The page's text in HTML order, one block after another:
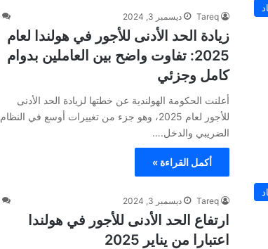
Tareq ديسمبر 3, 2024
زيادة الحد الأدنى للأجور في هولندا لعام
2025: تفاوت واضح بين العاملين بدوام
كامل وجزئي
أعلنت الحكومة الهولندية عن خطتها لزيادة الحد الأدنى
للأجور لعام 2025، وهو جزء من تغييرات أوسع في النظام
الضريبي والدخل.…
أكمل القراءة »
Tareq ديسمبر 3, 2024
ارتفاع الحد الأدنى للأجور في هولندا
اعتبارا من يناير 2025